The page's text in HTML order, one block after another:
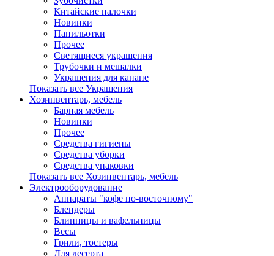
Китайские палочки
Новинки
Папильотки
Прочее
Светящиеся украшения
Трубочки и мешалки
Украшения для канапе
Показать все Украшения
Хозинвентарь, мебель
Барная мебель
Новинки
Прочее
Средства гигиены
Средства уборки
Средства упаковки
Показать все Хозинвентарь, мебель
Электрооборудование
Аппараты "кофе по-восточному"
Блендеры
Блинницы и вафельницы
Весы
Грили, тостеры
Для десерта